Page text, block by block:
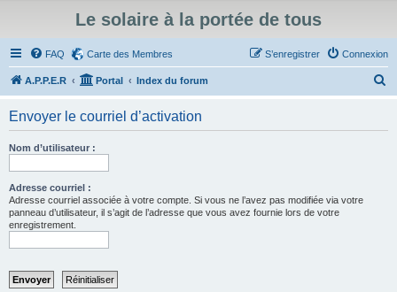
Le solaire à la portée de tous
FAQ Carte des Membres Connexion
S’enregistrer
A.P.P.E.R Portal Index du forum
Envoyer le courriel d’activation
Nom d’utilisateur :
Adresse courriel :
Adresse courriel associée à votre compte. Si vous ne l’avez pas modifiée via votre
panneau d’utilisateur, il s’agit de l’adresse que vous avez fournie lors de votre
enregistrement.